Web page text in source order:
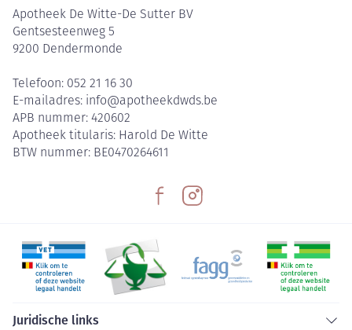
Apotheek De Witte-De Sutter BV
Gentsesteenweg 5
9200 Dendermonde
Telefoon: 052 21 16 30
E-mailadres: info@apotheekdwds.be
APB nummer: 420602
Apotheek titularis: Harold De Witte
BTW nummer: BE0470264611
Juridische links